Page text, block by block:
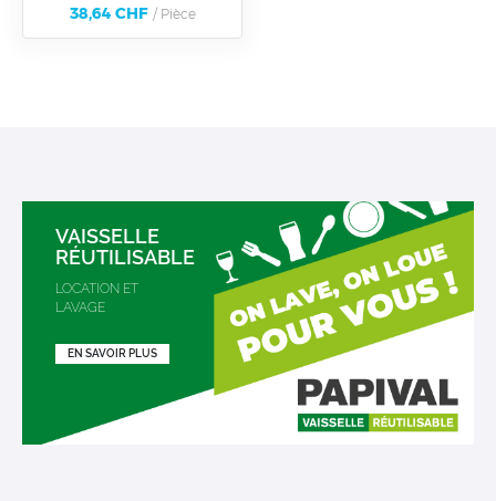
38,64 CHF / Pièce
VAISSELLE
RÉUTILISABLE
LOCATION ET
LAVAGE
EN SAVOIR PLUS